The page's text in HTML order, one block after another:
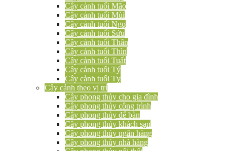
Cây cảnh tuổi Mão
Cây cảnh tuổi Mùi
Cây cảnh tuổi Ngọ
Cây cảnh tuổi Sửu
Cây cảnh tuổi Thân
Cây cảnh tuổi Thìn
Cây cảnh tuổi Tuất
Cây cảnh tuổi Tý
Cây cảnh tuổi Tỵ
Cây cảnh theo vị trí
Cây phong thủy cho gia đình
Cây phong thủy công trình
Cây phong thủy để bàn
Cây phong thủy khách sạn
Cây phong thủy ngân hàng
Cây phong thủy nhà hàng